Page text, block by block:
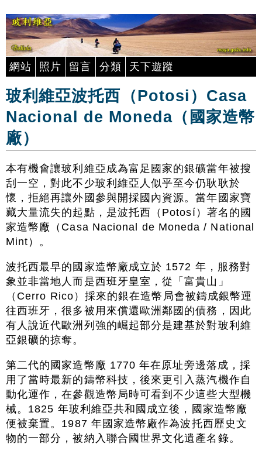
網站 照片 留言 分類 天下遊蹤
玻利維亞波托西（Potosi）Casa
Nacional de Moneda（國家造幣
廠）
本有機會讓玻利維亞成為富足國家的銀礦當年被搜
刮一空，對此不少玻利維亞人似乎至今仍耿耿於
懷，拒絕再讓外國參與開採國內資源。當年國家寶
藏大量流失的起點，是波托西（Potosí）著名的國
家造幣廠（Casa Nacional de Moneda / National
Mint）。
波托西最早的國家造幣廠成立於 1572 年，服務對
象並非當地人而是西班牙皇室，從「富貴山」
（Cerro Rico）採來的銀在造幣局會被鑄成銀幣運
往西班牙，很多被用來償還歐洲鄰國的債務，因此
有人說近代歐洲列強的崛起部分是建基於對玻利維
亞銀礦的掠奪。
第二代的國家造幣廠 1770 年在原址旁邊落成，採
用了當時最新的鑄幣科技，後來更引入蒸汽機作自
動化運作，在參觀造幣局時可看到不少這些大型機
械。1825 年玻利維亞共和國成立後，國家造幣廠
便被棄置。1987 年國家造幣廠作為波托西歷史文
物的一部分，被納入聯合國世界文化遺產名錄。